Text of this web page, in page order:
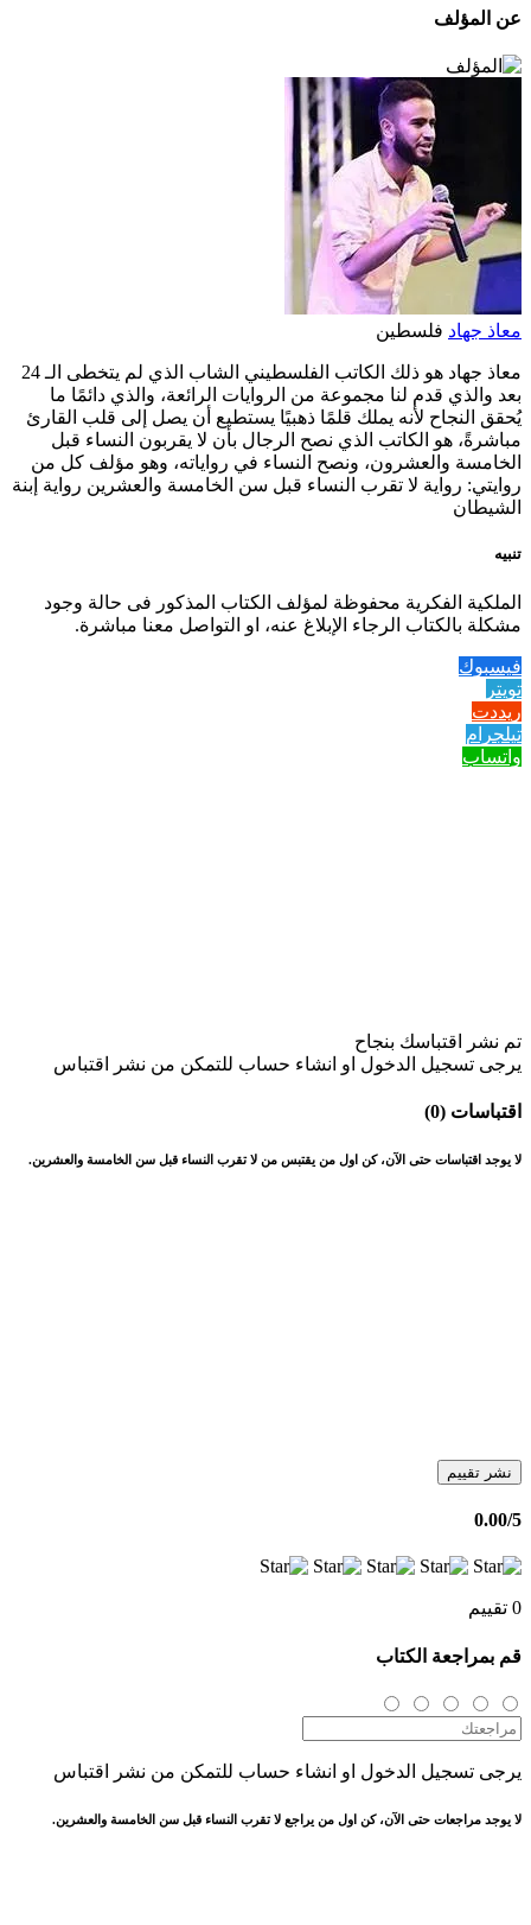
عن المؤلف
معاذ جهاد فلسطين
معاذ جهاد هو ذلك الكاتب الفلسطيني الشاب الذي لم يتخطى الـ 24
بعد والذي قدم لنا مجموعة من الروايات الرائعة، والذي دائمًا ما
يُحقق النجاح لأنه يملك قلمًا ذهبيًا يستطيع أن يصل إلى قلب القارئ
مباشرةً، هو الكاتب الذي نصح الرجال بأن لا يقربون النساء قبل
الخامسة والعشرون، ونصح النساء في رواياته، وهو مؤلف كل من
روايتي: رواية لا تقرب النساء قبل سن الخامسة والعشرين رواية إبنة
الشيطان
تنبيه
الملكية الفكرية محفوظة لمؤلف الكتاب المذكور فى حالة وجود
مشكلة بالكتاب الرجاء الإبلاغ عنه، او التواصل معنا مباشرة.
فيسبوك
تويتر
ريددت
تيلجرام
واتساب
تم نشر اقتباسك بنجاح
يرجى تسجيل الدخول او انشاء حساب للتمكن من نشر اقتباس
اقتباسات (0)
لا يوجد اقتباسات حتى الآن، كن اول من يقتبس من لا تقرب النساء قبل سن الخامسة والعشرين.
نشر تقييم
0.00/5
0 تقييم
قم بمراجعة الكتاب
يرجى تسجيل الدخول او انشاء حساب للتمكن من نشر اقتباس
لا يوجد مراجعات حتى الآن، كن اول من يراجع لا تقرب النساء قبل سن الخامسة والعشرين.